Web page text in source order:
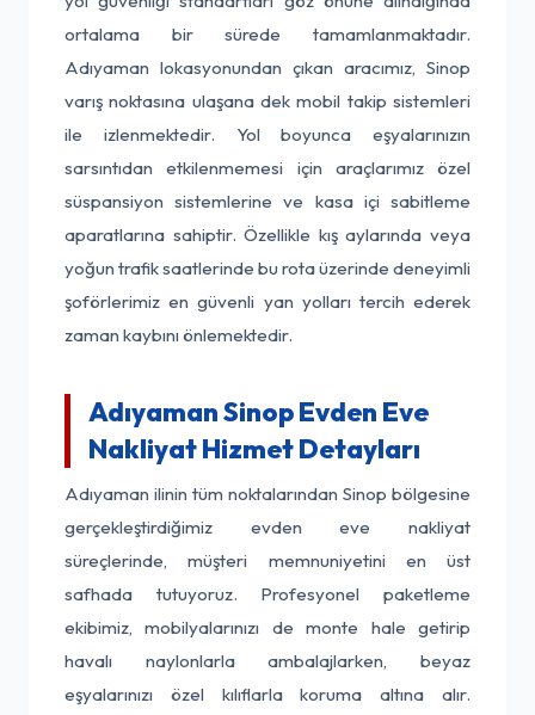
ortalama bir sürede tamamlanmaktadır.
Adıyaman lokasyonundan çıkan aracımız, Sinop
varış noktasına ulaşana dek mobil takip sistemleri
ile izlenmektedir. Yol boyunca eşyalarınızın
sarsıntıdan etkilenmemesi için araçlarımız özel
süspansiyon sistemlerine ve kasa içi sabitleme
aparatlarına sahiptir. Özellikle kış aylarında veya
yoğun trafik saatlerinde bu rota üzerinde deneyimli
şoförlerimiz en güvenli yan yolları tercih ederek
zaman kaybını önlemektedir.
Adıyaman Sinop Evden Eve
Nakliyat Hizmet Detayları
Adıyaman ilinin tüm noktalarından Sinop bölgesine
gerçekleştirdiğimiz evden eve nakliyat
süreçlerinde, müşteri memnuniyetini en üst
safhada tutuyoruz. Profesyonel paketleme
ekibimiz, mobilyalarınızı de monte hale getirip
havalı naylonlarla ambalajlarken, beyaz
eşyalarınızı özel kılıflarla koruma altına alır.